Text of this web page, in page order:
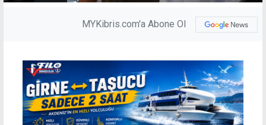
MYKibris.com'a Abone Ol